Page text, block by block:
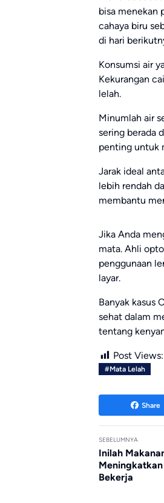
bisa menekan
cahaya biru
di hari
Konsumsi air
Kekurangan
lelah.
Minumlah air
sering berada
penting untuk
Jarak ideal
lebih rendah
membantu
Jika Anda
mata. Ahli
penggunaan
layar.
Banyak kasus
sehat dalam
tentang
Post Views:
#Mata Lelah
Share
SEBELUMNYA
Inilah
Bekerja